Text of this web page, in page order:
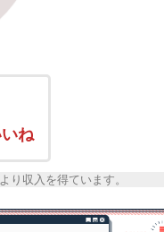
ね
り収入を得ています。